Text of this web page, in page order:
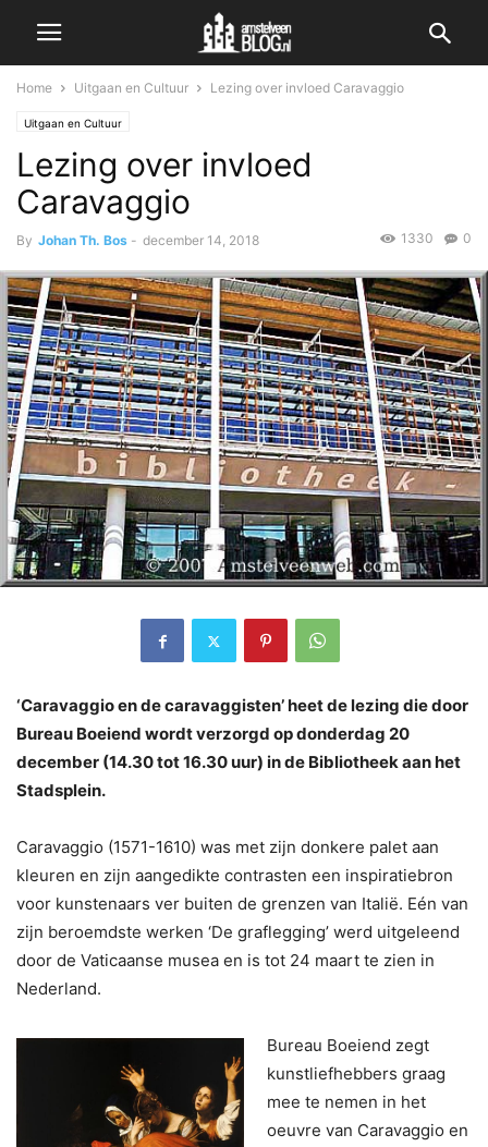
Home Uitgaan en Cultuur Lezing over invloed Caravaggio
Uitgaan en Cultuur
Lezing over invloed
Caravaggio
By Johan Th. Bos - december 14, 2018 0
1330
‘Caravaggio en de caravaggisten’ heet de lezing die door
Bureau Boeiend wordt verzorgd op donderdag 20
december (14.30 tot 16.30 uur) in de Bibliotheek aan het
Stadsplein.
Caravaggio (1571-1610) was met zijn donkere palet aan
kleuren en zijn aangedikte contrasten een inspiratiebron
voor kunstenaars ver buiten de grenzen van Italië. Eén van
zijn beroemdste werken ‘De graflegging’ werd uitgeleend
door de Vaticaanse musea en is tot 24 maart te zien in
Nederland.
Bureau Boeiend zegt
kunstliefhebbers graag
mee te nemen in het
oeuvre van Caravaggio en